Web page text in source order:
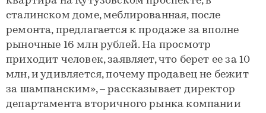
сталинском доме, меблированная, после
ремонта, предлагается к продаже за вполне
рыночные 16 млн рублей. На просмотр
приходит человек, заявляет, что берет ее за 10
млн, и удивляется, почему продавец не бежит
за шампанским», – рассказывает директор
департамента вторичного рынка компании